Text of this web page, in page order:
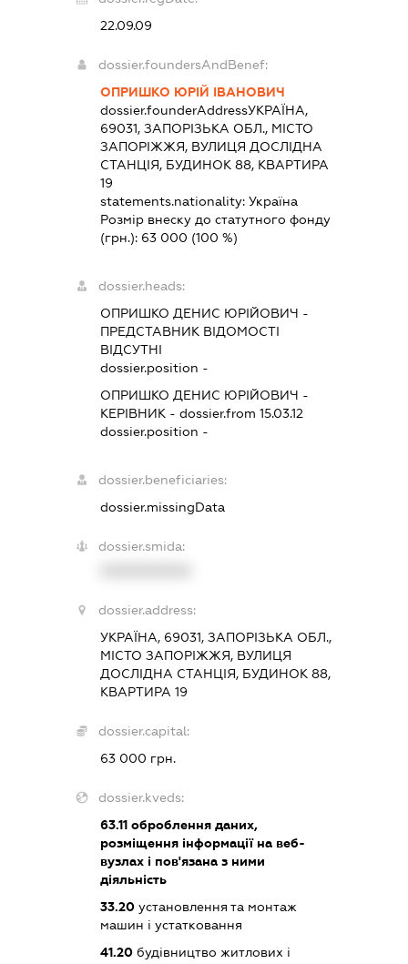
22.09.09
dossier.foundersAndBenef:
ОПРИШКО ЮРІЙ ІВАНОВИЧ
dossier.founderAddressУКРАЇНА,
69031, ЗАПОРІЗЬКА ОБЛ., МІСТО
ЗАПОРІЖЖЯ, ВУЛИЦЯ ДОСЛІДНА
СТАНЦІЯ, БУДИНОК 88, КВАРТИРА
19
statements.nationality: Україна
Розмір внеску до статутного фонду
(грн.): 63 000 (100 %)
dossier.heads:
ОПРИШКО ДЕНИС ЮРІЙОВИЧ -
ПРЕДСТАВНИК ВІДОМОСТІ
ВІДСУТНІ
dossier.position -
ОПРИШКО ДЕНИС ЮРІЙОВИЧ -
КЕРІВНИК - dossier.from 15.03.12
dossier.position -
dossier.beneficiaries:
dossier.missingData
dossier.smida:
dossier.address:
УКРАЇНА, 69031, ЗАПОРІЗЬКА ОБЛ.,
МІСТО ЗАПОРІЖЖЯ, ВУЛИЦЯ
ДОСЛІДНА СТАНЦІЯ, БУДИНОК 88,
КВАРТИРА 19
dossier.capital:
63 000 грн.
dossier.kveds:
63.11оброблення даних,
розміщення інформації на веб-
вузлах і пов'язана з ними
діяльність
33.20установлення та монтаж
машин і устатковання
41.20будівництво житлових і